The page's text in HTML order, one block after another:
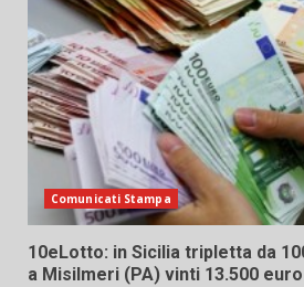
Comunicati Stampa
10eLotto: in Sicilia tripletta da
a Misilmeri (PA) vinti 13.500 euro